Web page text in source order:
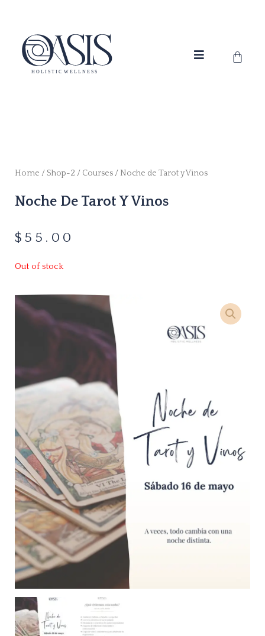
content
Cart
Home /Shop-2 / Courses / Noche de Tarot y Vinos
Noche De Tarot Y Vinos
$55.00
Out of stock